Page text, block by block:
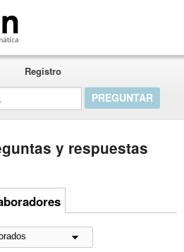
Registro
y respuestas